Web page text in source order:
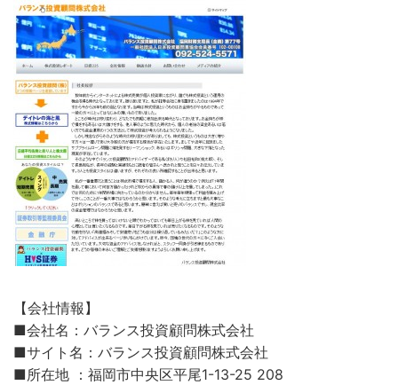
【会社情報】
■会社名：バランス投資顧問株式会社
■サイト名：バランス投資顧問株式会社
■所在地 ：福岡市中央区平尾1-13-25 208